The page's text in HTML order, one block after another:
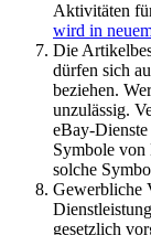
Aktivitäten
wird in
Die
dürfen sich
beziehen.
unzulässig.
eBay-
Symbole von
solche
Gewerbliche
gesetzlich